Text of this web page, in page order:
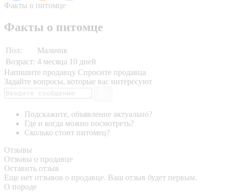
Факты о питомце
Факты о питомце
Пол:
Мальчик
Возраст: 4 месяца 10 дней
Напишите продавцу Спросите продавца
Задайте вопросы, которые вас интересуют
Подскажите, объявление актуально?
Где и когда можно посмотреть?
Сколько стоит питомец?
Отзывы
Отзывы о продавце
Оставить отзыв
Еще нет отзывов о продавце. Ваш отзыв будет первым.
О породе